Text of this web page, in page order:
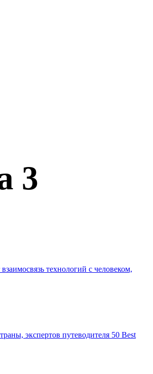
3
технологий с человеком,
экспертов путеводителя 50 Best